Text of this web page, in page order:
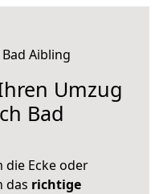
Umzug
Bad
die Ecke oder
das richtige